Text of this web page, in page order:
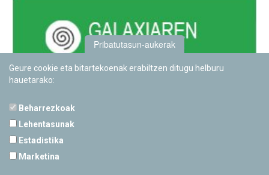
Pribatutasun-aukerak
Geure cookie eta bitartekoenak erabiltzen ditugu helburu
hauetarako:
Beharrezkoak
Lehentasunak
Estadistika
Marketina